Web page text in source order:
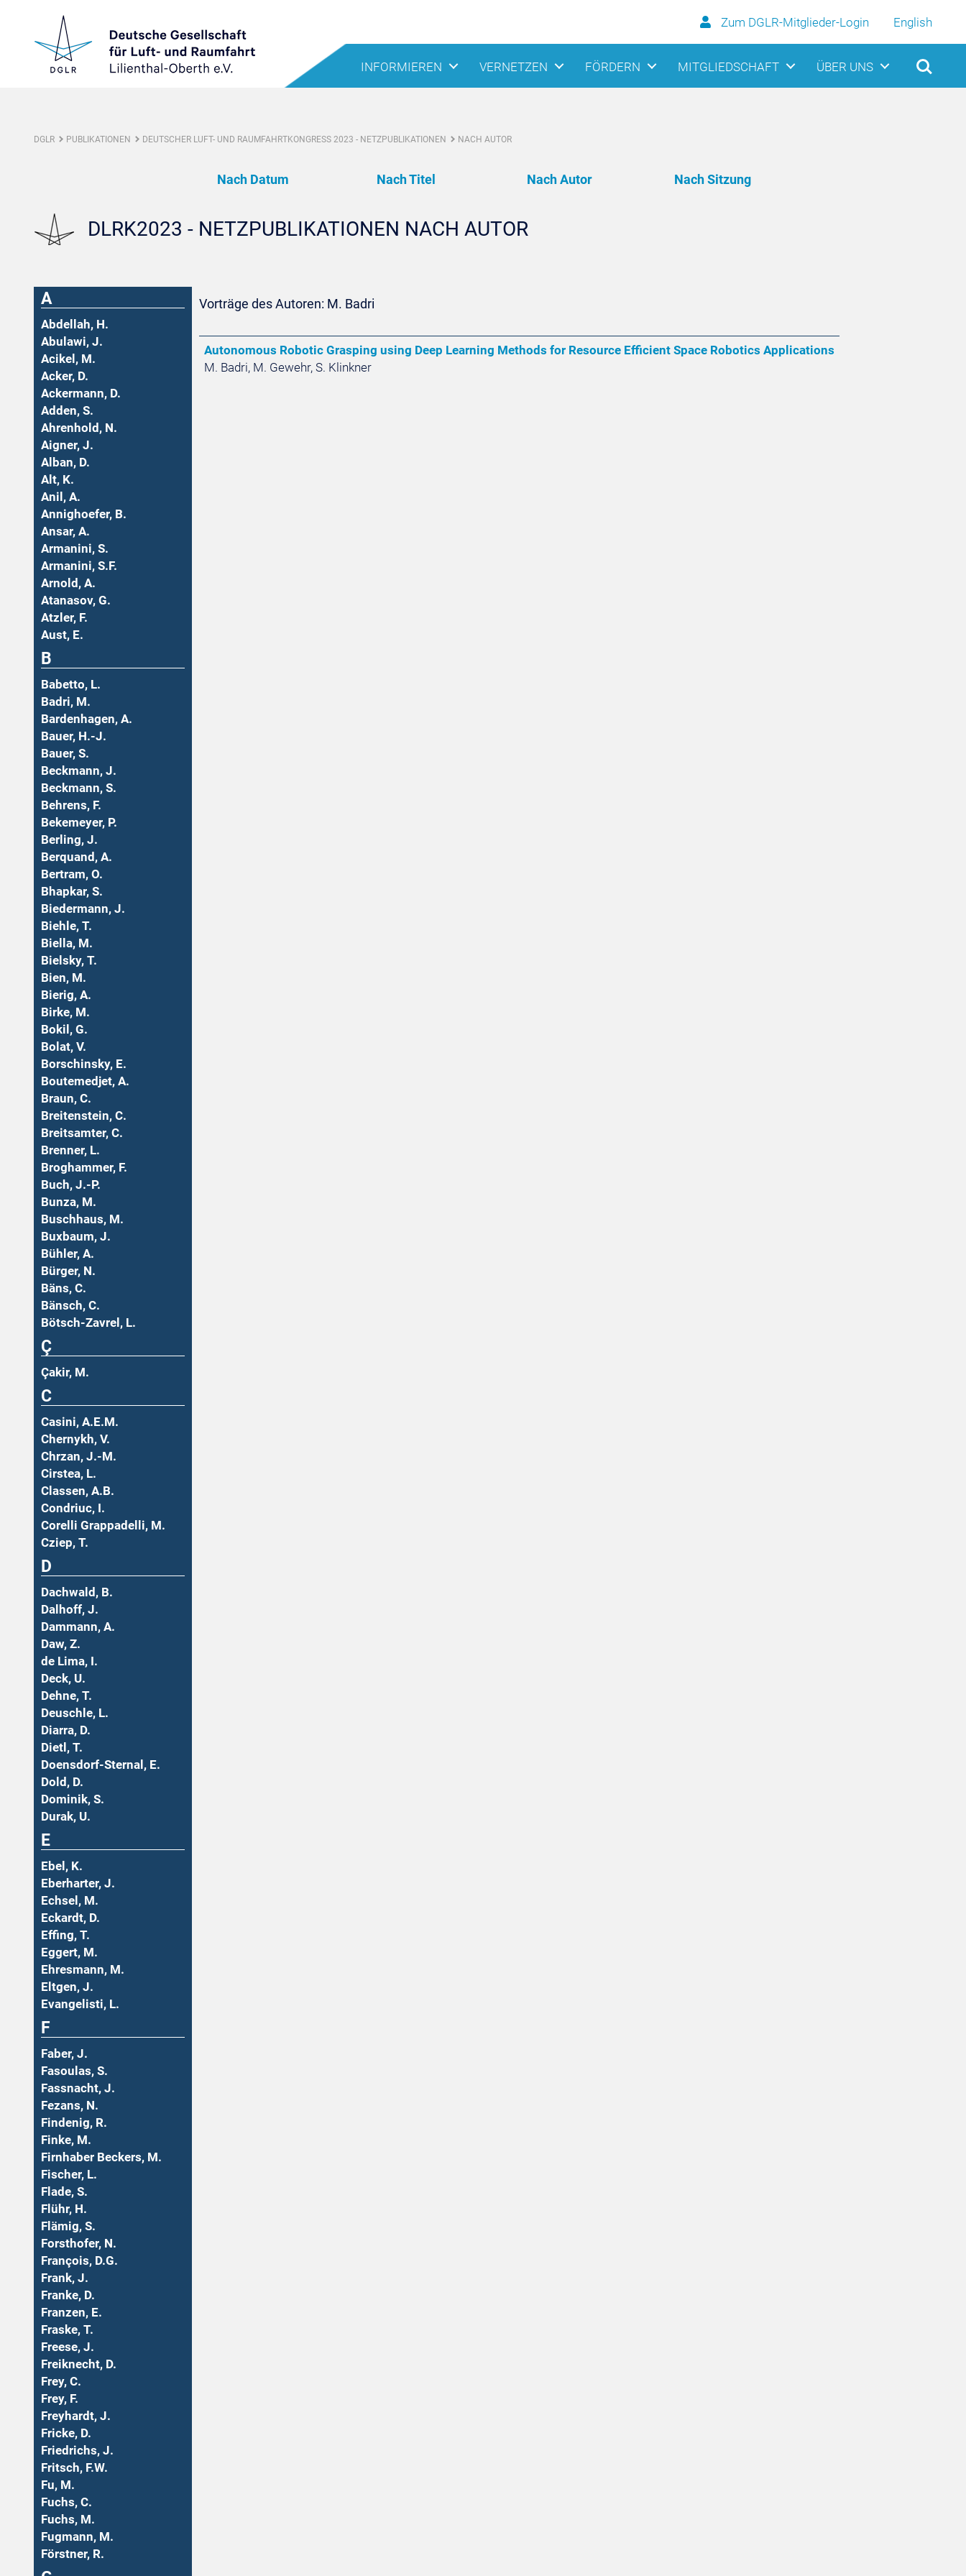
Zum DGLR-Mitglieder-Login English
INFORMIEREN VERNETZEN FÖRDERN MITGLIEDSCHAFT ÜBER UNS
DGLR PUBLIKATIONEN DEUTSCHER LUFT- UND RAUMFAHRTKONGRESS 2023 - NETZPUBLIKATIONEN NACH AUTOR
Nach Datum Nach Titel Nach Autor Nach Sitzung
DLRK2023 - NETZPUBLIKATIONEN NACH AUTOR
A
Abdellah, H.
Abulawi, J.
Acikel, M.
Acker, D.
Ackermann, D.
Adden, S.
Ahrenhold, N.
Aigner, J.
Alban, D.
Alt, K.
Anil, A.
Annighoefer, B.
Ansar, A.
Armanini, S.
Armanini, S.F.
Arnold, A.
Atanasov, G.
Atzler, F.
Aust, E.
B
Babetto, L.
Badri, M.
Bardenhagen, A.
Bauer, H.-J.
Bauer, S.
Beckmann, J.
Beckmann, S.
Behrens, F.
Bekemeyer, P.
Berling, J.
Berquand, A.
Bertram, O.
Bhapkar, S.
Biedermann, J.
Biehle, T.
Biella, M.
Bielsky, T.
Bien, M.
Bierig, A.
Birke, M.
Bokil, G.
Bolat, V.
Borschinsky, E.
Boutemedjet, A.
Braun, C.
Breitenstein, C.
Breitsamter, C.
Brenner, L.
Broghammer, F.
Buch, J.-P.
Bunza, M.
Buschhaus, M.
Buxbaum, J.
Bühler, A.
Bürger, N.
Bäns, C.
Bänsch, C.
Bötsch-Zavrel, L.
Ç
Çakir, M.
C
Casini, A.E.M.
Chernykh, V.
Chrzan, J.-M.
Cirstea, L.
Classen, A.B.
Condriuc, I.
Corelli Grappadelli, M.
Cziep, T.
D
Dachwald, B.
Dalhoff, J.
Dammann, A.
Daw, Z.
de Lima, I.
Deck, U.
Dehne, T.
Deuschle, L.
Diarra, D.
Dietl, T.
Doensdorf-Sternal, E.
Dold, D.
Dominik, S.
Durak, U.
E
Ebel, K.
Eberharter, J.
Echsel, M.
Eckardt, D.
Effing, T.
Eggert, M.
Ehresmann, M.
Eltgen, J.
Evangelisti, L.
F
Faber, J.
Fasoulas, S.
Fassnacht, J.
Fezans, N.
Findenig, R.
Finke, M.
Firnhaber Beckers, M.
Fischer, L.
Flade, S.
Flühr, H.
Flämig, S.
Forsthofer, N.
François, D.G.
Frank, J.
Franke, D.
Franzen, E.
Fraske, T.
Freese, J.
Freiknecht, D.
Frey, C.
Frey, F.
Freyhardt, J.
Fricke, D.
Friedrichs, J.
Fritsch, F.W.
Fu, M.
Fuchs, C.
Fuchs, M.
Fugmann, M.
Förstner, R.
Vorträge des Autoren: M. Badri
Autonomous Robotic Grasping using Deep Learning Methods for Resource Efficient Space Robotics Applications
M. Badri, M. Gewehr, S. Klinkner